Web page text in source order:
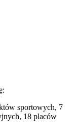
sportowych, 7
18 placów